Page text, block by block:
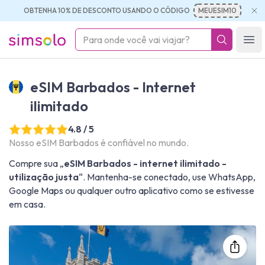
OBTENHA 10% DE DESCONTO USANDO O CÓDIGO MEUESIM10
simsolo
eSIM Barbados - Internet
ilimitado
4.8 / 5
Nosso eSIM Barbados é confiável no mundo.
Compre sua „eSIM Barbados - internet ilimitado -
utilização justa“. Mantenha-se conectado, use WhatsApp,
Google Maps ou qualquer outro aplicativo como se estivesse
em casa.